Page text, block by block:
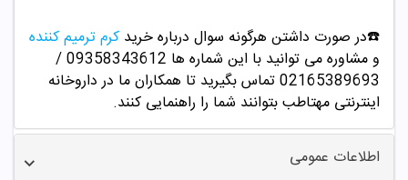
☎️در صورت داشتن هرگونه سوال درباره خرید کرم ترمیم کننده
و مشاوره می توانید با این شماره ها 09358343612 /
02165389693تماس بگیرید تا همکاران ما در داروخانه
اینترنتی مهتاطب بتوانند شما را راهنمایی کنند.
اطلاعات عمومی